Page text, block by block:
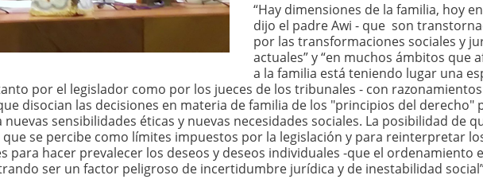
“Hay dimensiones de la familia, hoy
dijo el padre Awi - que son
por las transformaciones sociales y
actuales” y “en muchos ámbitos que
a la familia está teniendo lugar una
por el legislador como por los jueces de los tribunales - con razonamientos
disocian las decisiones en materia de familia de los "principios del derecho"
sensibilidades éticas y nuevas necesidades sociales. La posibilidad de
se percibe como límites impuestos por la legislación y para reinterpretar
para hacer prevalecer los deseos y deseos individuales -que el ordenamiento
ser un factor peligroso de incertidumbre jurídica y de inestabilidad